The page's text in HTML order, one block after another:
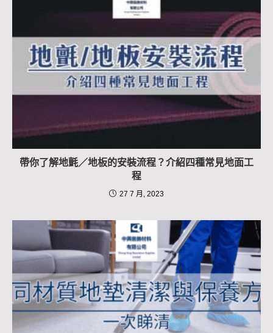
帶你了解地氈／地板的安裝流程？介紹四種常見地面工
程
27 7 月, 2023